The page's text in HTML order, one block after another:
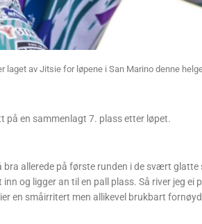
laget av Jitsie for løpene i San Marino denne
på en sammenlagt 7. plass etter løpet.
allerede på første runden i de svært glatte
og ligger an til en pall plass. Så river jeg ei
en småirritert men allikevel brukbart